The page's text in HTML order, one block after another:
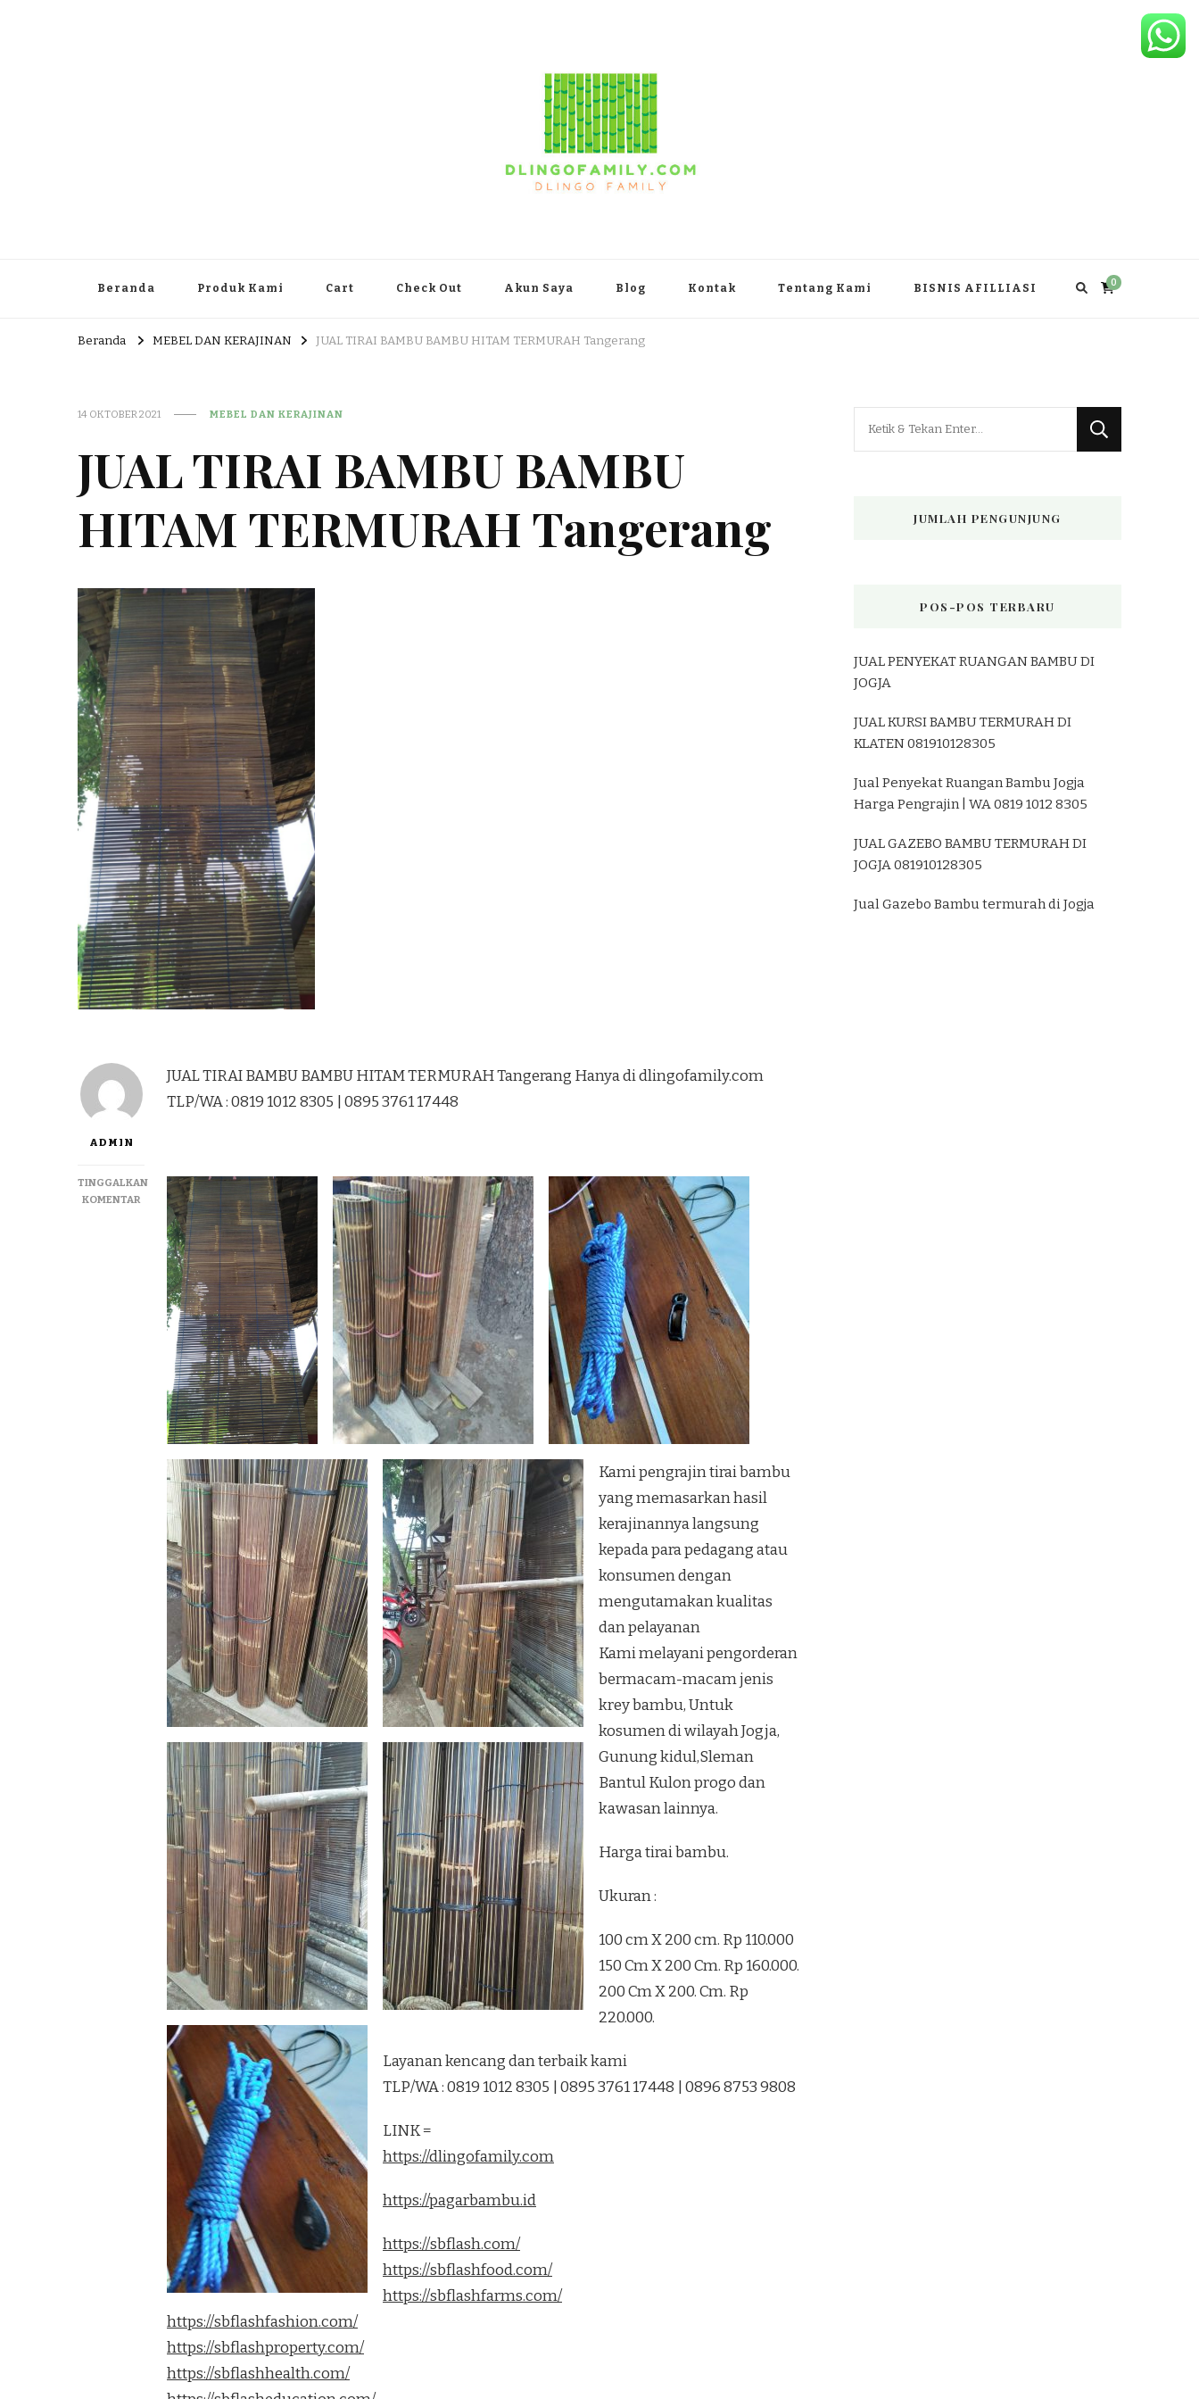
Beranda Produk Kami Cart Check Out Akun Saya Blog Kontak Tentang Kami BISNIS AFILLIASI 0
Beranda MEBEL DAN KERAJINAN JUAL TIRAI BAMBU BAMBU HITAM TERMURAH Tangerang
14 OKTOBER 2021 MEBEL DAN KERAJINAN
JUAL TIRAI BAMBU BAMBU
HITAM TERMURAH Tangerang
ADMIN
TINGGALKAN
KOMENTARPADA
BAMBU
BAMBU
HITAM
TERMURAH
TANGERANG
JUAL TIRAI BAMBU BAMBU HITAM TERMURAH Tangerang Hanya di dlingofamily.com
TLP/WA : 0819 1012 8305 | 0895 3761 17448
Kami pengrajin tirai bambu
yang memasarkan hasil
kerajinannya langsung
kepada para pedagang atau
konsumen dengan
mengutamakan kualitas
dan pelayanan
Kami melayani pengorderan
bermacam-macam jenis
krey bambu, Untuk
kosumen di wilayah Jogja,
Gunung kidul,Sleman
Bantul Kulon progo dan
kawasan lainnya.
Harga tirai bambu.
Ukuran :
100 cm X 200 cm. Rp 110.000
150 Cm X 200 Cm. Rp 160.000.
200 Cm X 200. Cm. Rp
220.000.
Layanan kencang dan terbaik kami
TLP/WA : 0819 1012 8305 | 0895 3761 17448 | 0896 8753 9808
LINK =
https://dlingofamily.com
https://pagarbambu.id
https://sbflash.com/
https://sbflashfood.com/
https://sbflashfarms.com/
https://sbflashfashion.com/
https://sbflashproperty.com/
https://sbflashhealth.com/
JUMLAH PENGUNJUNG
POS-POS TERBARU
JUAL PENYEKAT RUANGAN BAMBU DI
JOGJA
JUAL KURSI BAMBU TERMURAH DI
KLATEN 081910128305
Jual Penyekat Ruangan Bambu Jogja
Harga Pengrajin | WA 0819 1012 8305
JUAL GAZEBO BAMBU TERMURAH DI
JOGJA 081910128305
Jual Gazebo Bambu termurah di Jogja